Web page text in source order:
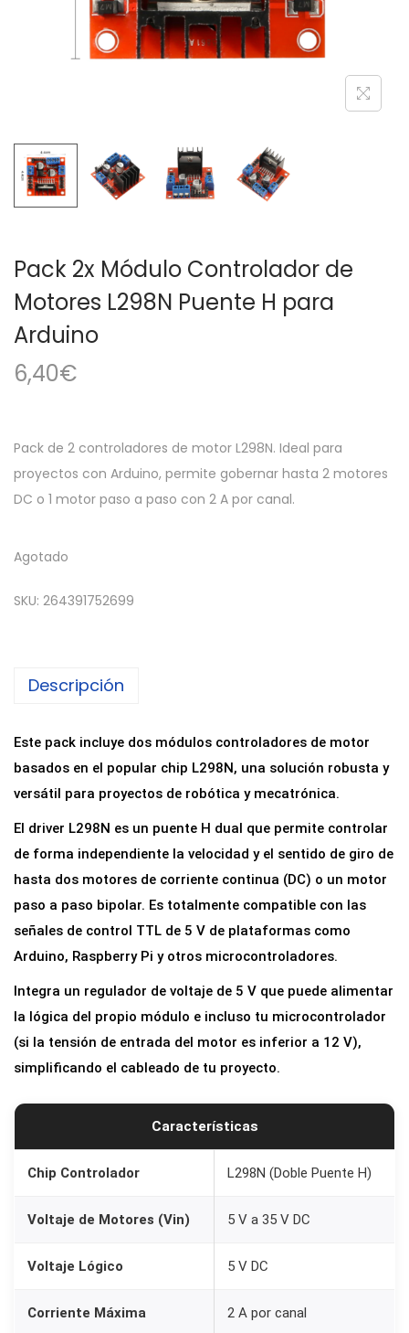
a
c
i
i
d
o
Pack 2x Módulo Controlador de
Motores L298N Puente H para
Arduino
6,40€
Pack de 2 controladores de motor L298N. Ideal para
proyectos con Arduino, permite gobernar hasta 2 motores
DC o 1 motor paso a paso con 2 A por canal.
Agotado
SKU: 264391752699
Descripción
Este pack incluye dos módulos controladores de motor
basados en el popular chip L298N, una solución robusta y
versátil para proyectos de robótica y mecatrónica.
El driver L298N es un puente H dual que permite controlar
de forma independiente la velocidad y el sentido de giro de
hasta dos motores de corriente continua (DC) o un motor
paso a paso bipolar. Es totalmente compatible con las
señales de control TTL de 5 V de plataformas como
Arduino, Raspberry Pi y otros microcontroladores.
Integra un regulador de voltaje de 5 V que puede alimentar
la lógica del propio módulo e incluso tu microcontrolador
(si la tensión de entrada del motor es inferior a 12 V),
simplificando el cableado de tu proyecto.
Características
Chip Controlador L298N (Doble Puente H)
Voltaje de Motores (Vin) 5 V a 35 V DC
Voltaje Lógico 5 V DC
Corriente Máxima 2 A por canal